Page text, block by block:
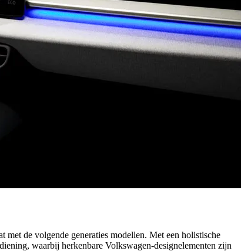
de volgende generaties modellen. Met een holistische
waarbij herkenbare Volkswagen-designelementen zijn